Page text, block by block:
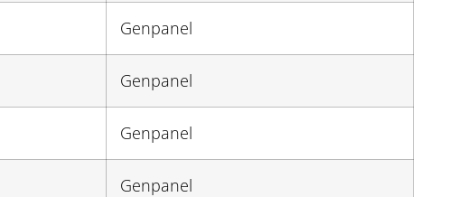
Genpanel
Genpanel
Genpanel
Genpanel